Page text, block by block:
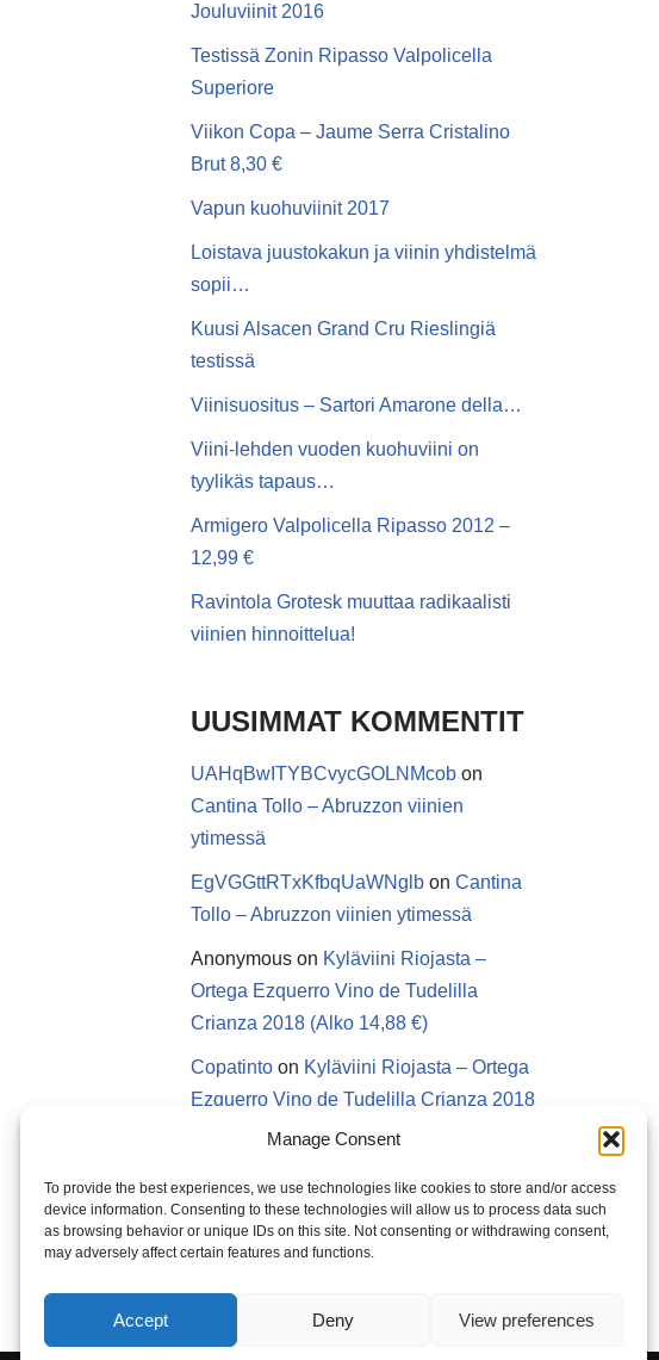
Manage Consent
To provide the best experiences, we use technologies like cookies to store and/or access
device information. Consenting to these technologies will allow us to process data such
as browsing behavior or unique IDs on this site. Not consenting or withdrawing consent,
may adversely affect certain features and functions.
Accept Deny View preferences
Jouluviinit 2016
Testissä Zonin Ripasso Valpolicella
Superiore
Viikon Copa – Jaume Serra Cristalino
Brut 8,30 €
Vapun kuohuviinit 2017
Loistava juustokakun ja viinin yhdistelmä
sopii…
Kuusi Alsacen Grand Cru Rieslingiä
testissä
Viinisuositus – Sartori Amarone della…
Viini-lehden vuoden kuohuviini on
tyylikäs tapaus…
Armigero Valpolicella Ripasso 2012 –
12,99 €
Ravintola Grotesk muuttaa radikaalisti
viinien hinnoittelua!
UUSIMMAT KOMMENTIT
UAHqBwITYBCvycGOLNMcob on
Cantina Tollo – Abruzzon viinien
ytimessä
EgVGGttRTxKfbqUaWNglb on Cantina
Tollo – Abruzzon viinien ytimessä
Anonymous on Kyläviini Riojasta –
Ortega Ezquerro Vino de Tudelilla
Crianza 2018 (Alko 14,88 €)
Copatinto on Kyläviini Riojasta – Ortega
Ezquerro Vino de Tudelilla Crianza 2018
(Alko 14,88 €)
Riojasta – Ortega Ezquerro Vino de
Tudelilla Crianza 2018 (Alko 14,88 €)